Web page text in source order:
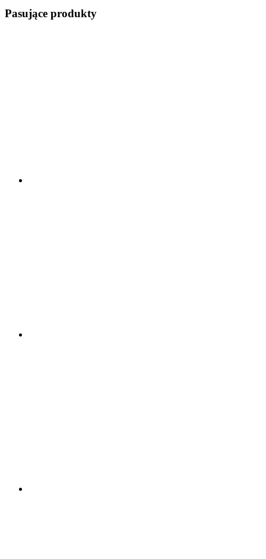
Pasujące produkty